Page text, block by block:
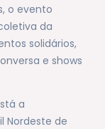
o evento
da
solidários,
e shows
a
Nordeste de